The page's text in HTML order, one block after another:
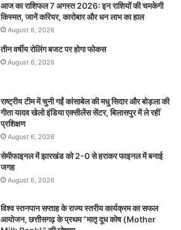
आज का राशिफल 7 अगस्त 2026: इन राशियों की चमकेगी
किस्मत, जानें करियर, कारोबार और धन लाभ का हाल
August 6, 2026
तीन वर्षीय रोलिंग बजट पर होगा फोकस
August 6, 2026
राष्ट्रीय टीम में चुनी गईं कांसाबेल की मधु सिदार और बोड़ला की
गीता यादव खेलो इंडिया एक्सीलेंस सेंटर, बिलासपुर में ले रहीं
प्रशिक्षण
August 6, 2026
सेमीफाइनल में झारखंड को 2-0 से हराकर फाइनल में बनाई
जगह
August 6, 2026
विश्व स्तनपान सप्ताह के राज्य स्तरीय कार्यक्रम का सफल
आयोजन, छत्तीसगढ़ के प्रथम “मातृ दूध कोष (Mother